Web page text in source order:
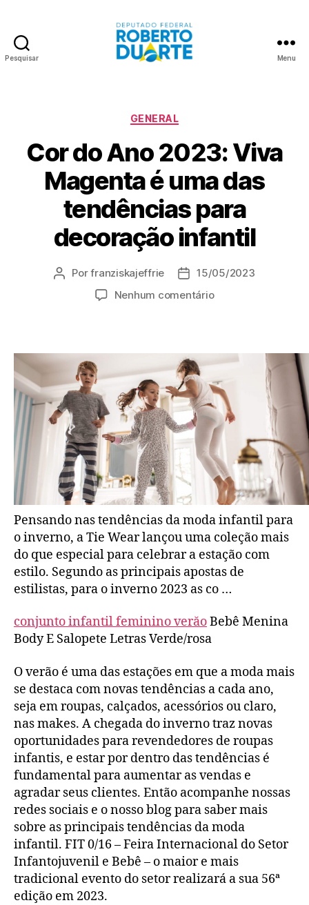
Pesquisar Menu
Categorias
GENERAL
Cor do Ano 2023: Viva
Magenta é uma das
tendências para
decoração infantil
Autor
Porfranziskajeffrie
Data
de
15/05/2023
Nenhum comentárioem
2023:
Magenta
uma
das
tendências
para
decoração
infantil
Pensando nas tendências da moda infantil para
o inverno, a Tie Wear lançou uma coleção mais
do que especial para celebrar a estação com
estilo. Segundo as principais apostas de
estilistas, para o inverno 2023 as co …
conjunto infantil feminino verăoBebê Menina
Body E Salopete Letras Verde/rosa
O verão é uma das estações em que a moda mais
se destaca com novas tendências a cada ano,
seja em roupas, calçados, acessórios ou claro,
nas makes. A chegada do inverno traz novas
oportunidades para revendedores de roupas
infantis, e estar por dentro das tendências é
fundamental para aumentar as vendas e
agradar seus clientes. Então acompanhe nossas
redes sociais e o nosso blog para saber mais
sobre as principais tendências da moda
infantil. FIT 0/16 – Feira Internacional do Setor
Infantojuvenil e Bebê – o maior e mais
tradicional evento do setor realizará a sua 56ª
edição em 2023.